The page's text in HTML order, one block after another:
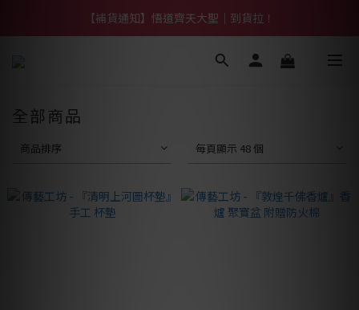
【熱門】馬上有系列！四種寶物幫你財運「轉」進來
【補貨通知】悟道齊天大聖｜到貨拉！
【熱門】馬上有系列！四種寶物幫你財運「轉」進來
全部商品
商品排序 每頁顯示 48 個